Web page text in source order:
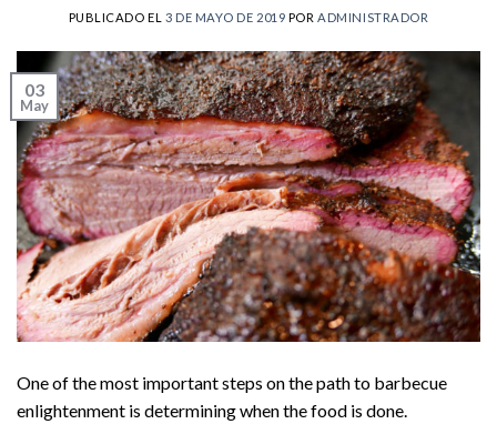
PUBLICADO EL 3 DE MAYO DE 2019 PORADMINISTRADOR
03
May
One of the most important steps on the path to barbecue
enlightenment is determining when the food is done.